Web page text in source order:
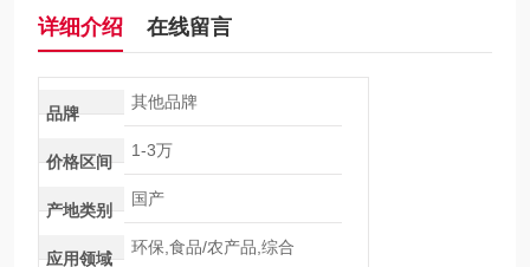
详细介绍 在线留言
品牌
其他品牌
价格区间
1-3万
产地类别
国产
应用领域
环保,食品/农产品,综合